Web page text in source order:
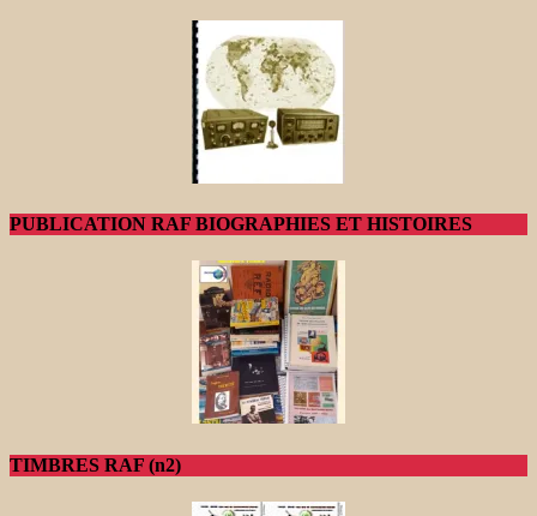
PUBLICATION RAF BIOGRAPHIES ET HISTOIRES
TIMBRES RAF (n2)